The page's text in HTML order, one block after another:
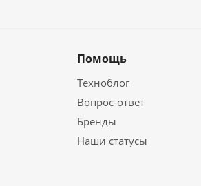
Помощь
Техноблог
Вопрос-ответ
Бренды
Наши статусы